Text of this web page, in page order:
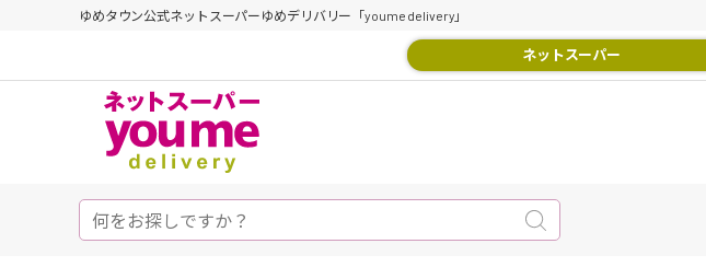
ゆめタウン公式ネットスーパーゆめデリバリー「youme delivery」
ネットスーパー